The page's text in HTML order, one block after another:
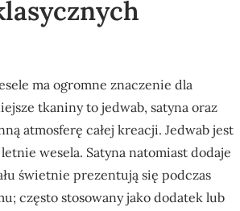
ma ogromne znaczenie dla
tkaniny to jedwab, satyna oraz
atmosferę całej kreacji. Jedwab jest
wesela. Satyna natomiast dodaje
świetnie prezentują się podczas
często stosowany jako dodatek lub